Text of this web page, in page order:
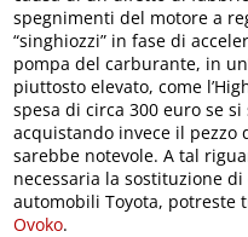
spegnimenti del motore a
“singhiozzi” in fase di
pompa del carburante, in
piuttosto elevato, come
spesa di circa 300 euro se
acquistando invece il
sarebbe notevole. A tal
necessaria la sostituzione
automobili Toyota, potreste
Ovoko.